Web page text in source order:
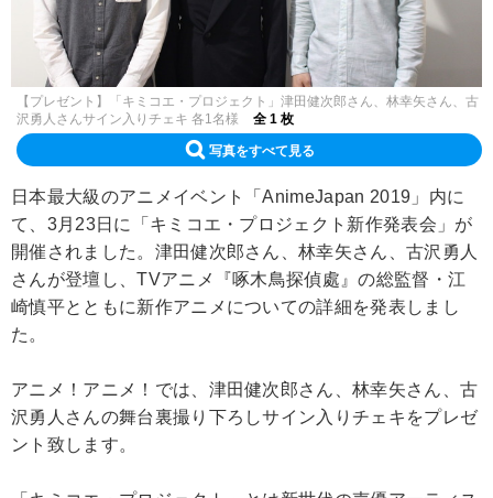
【プレゼント】「キミコエ・プロジェクト」津田健次郎さん、林幸矢さん、古
沢勇人さんサイン入りチェキ 各1名様
全 1 枚
写真をすべて見る
日本最大級のアニメイベント「AnimeJapan 2019」内に
て、3月23日に「キミコエ・プロジェクト新作発表会」が
開催されました。津田健次郎さん、林幸矢さん、古沢勇人
さんが登壇し、TVアニメ『啄木鳥探偵處』の総監督・江
崎慎平とともに新作アニメについての詳細を発表しまし
た。
アニメ！アニメ！では、津田健次郎さん、林幸矢さん、古
沢勇人さんの舞台裏撮り下ろしサイン入りチェキをプレゼ
ント致します。